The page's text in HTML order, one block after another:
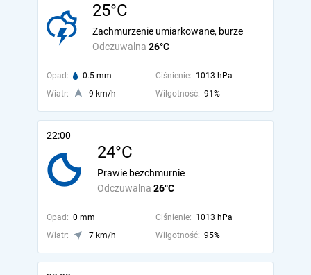
25°C
Odczuwalna 26°C
Zachmurzenie umiarkowane, burze
Opad: 0.5 mm Ciśnienie: 1013 hPa
Wiatr:
9 km/h Wilgotność: 91%
22:00
24°C
Odczuwalna 26°C
Prawie bezchmurnie
Opad: 0 mm Ciśnienie: 1013 hPa
Wiatr:
7 km/h Wilgotność: 95%